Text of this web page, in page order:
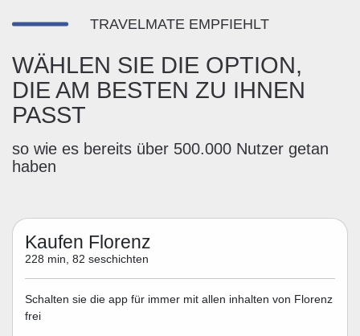
TRAVELMATE EMPFIEHLT
WÄHLEN SIE DIE OPTION,
DIE AM BESTEN ZU IHNEN
PASST
so wie es bereits über 500.000 Nutzer getan
haben
Kaufen Florenz
228 min, 82 seschichten
Schalten sie die app für immer mit allen inhalten von Florenz
frei